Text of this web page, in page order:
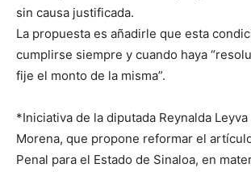
sin causa justificada.
La propuesta es añadirle que esta
cumplirse siempre y cuando haya
fije el monto de la misma”.
*Iniciativa de la diputada Reynalda Leyva
Morena, que propone reformar el
Penal para el Estado de Sinaloa, en